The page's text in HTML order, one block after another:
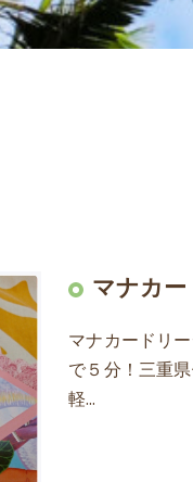
マナカ
マナカードリ
で５分！三重
軽…